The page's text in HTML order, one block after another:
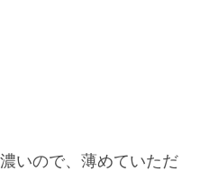
いので、薄めていただ